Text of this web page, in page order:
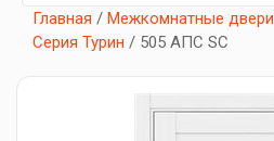
Главная / Межкомнатные двери
Серия Турин / 505 АПС SC